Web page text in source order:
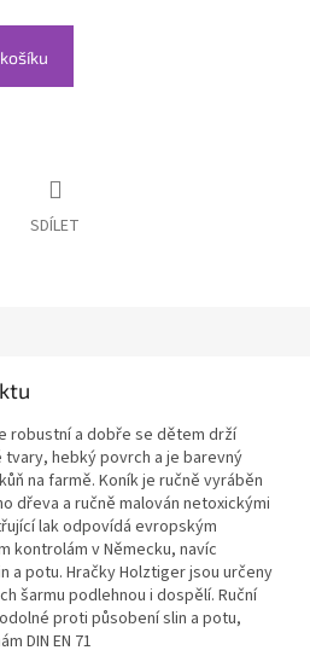
SDÍLET
robustní a dobře se dětem drží
tvary, hebký povrch a je barevný
na farmě. Koník je ručně vyráběn
dřeva a ručně malován netoxickými
lak odpovídá evropským
kontrolám v Německu, navíc
a potu. Hračky Holztiger jsou určeny
šarmu podlehnou i dospělí. Ruční
proti působení slin a potu,
DIN EN 71